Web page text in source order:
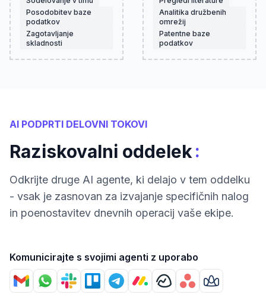
Posodobitev baze
podatkov
Zagotavljanje
skladnosti
Analitika družbenih
omrežij
Patentne baze
podatkov
AI PODPRTI DELOVNI TOKOVI
Raziskovalni oddelek:
Odkrijte druge AI agente, ki delajo v tem oddelku
- vsak je zasnovan za izvajanje specifičnih nalog
in poenostavitev dnevnih operacij vaše ekipe.
Komunicirajte s svojimi agenti z uporabo